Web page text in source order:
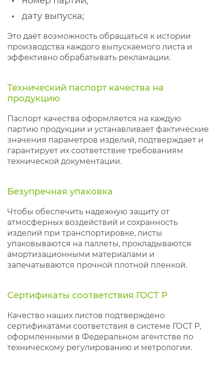
дату выпуска;
Это даёт возможность обращаться к истории
производства каждого выпускаемого листа и
эффективно обрабатывать рекламации.
Технический паспорт качества на
продукцию
Паспорт качества оформляется на каждую
партию продукции и устанавливает фактические
значения параметров изделий, подтверждает и
гарантирует их соответствие требованиям
технической документации.
Безупречная упаковка
Чтобы обеспечить надежную защиту от
атмосферных воздействий и сохранность
изделий при транспортировке, листы
упаковываются на паллеты, прокладываются
амортизационными материалами и
запечатываются прочной плотной пленкой.
Сертификаты соответствия ГОСТ Р
Качество наших листов подтверждено
сертификатами соответствия в системе ГОСТ Р,
оформленными в Федеральном агентстве по
техническому регулированию и метрологии.